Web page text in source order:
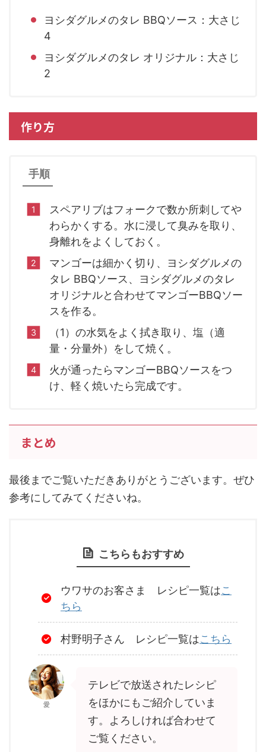
ヨシダグルメのタレ BBQソース：大さじ
4
ヨシダグルメのタレ オリジナル：大さじ
2
作り方
手順
スペアリブはフォークで数か所刺してや
わらかくする。水に浸して臭みを取り、
身離れをよくしておく。
マンゴーは細かく切り、ヨシダグルメの
タレ BBQソース、ヨシダグルメのタレ
オリジナルと合わせてマンゴーBBQソー
スを作る。
（1）の水気をよく拭き取り、塩（適
量・分量外）をして焼く。
火が通ったらマンゴーBBQソースをつ
け、軽く焼いたら完成です。
まとめ
最後までご覧いただきありがとうございます。ぜひ
参考にしてみてくださいね。
こちらもおすすめ
ウワサのお客さま レシピ一覧はこ
ちら
村野明子さん レシピ一覧はこちら
愛
テレビで放送されたレシピ
をほかにもご紹介していま
す。よろしければ合わせて
ご覧ください。